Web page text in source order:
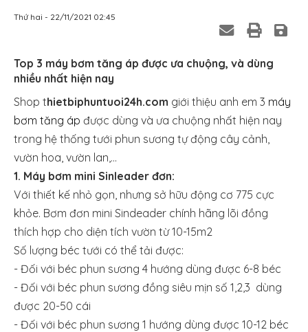
Thứ hai - 22/11/2021 02:45
Top 3 máy bơm tăng áp được ưa chuộng, và dùng
nhiều nhất hiện nay
Shop thietbiphuntuoi24h.com giới thiệu anh em 3 máy
bơm tăng áp được dùng và ưa chuộng nhất hiện nay
trong hệ thống tưới phun sương tự động cây cảnh,
vườn hoa, vườn lan,...
1. Máy bơm mini Sinleader đơn:
Với thiết kế nhỏ gọn, nhưng sở hữu động cơ 775 cực
khỏe. Bơm đơn mini Sindeader chính hãng lõi đồng
thích hợp cho diện tích vườn từ 10-15m2
Số lượng béc tưới có thể tải được:
- Đối với béc phun sương 4 hướng dùng được 6-8 béc
- Đối với béc phun sương đồng siêu mịn số 1,2,3 dùng
được 20-50 cái
- Đối với béc phun sương 1 hướng dùng được 10-12 béc